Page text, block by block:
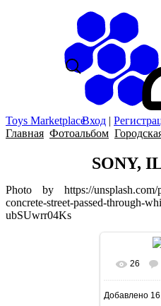
Toys MarketplaceВход |
Главная Фотоальбом
SONY,
Photo by https://unsplash.com/
concrete-street-passed-through-
ubSUwrr04Ks
В
640x435/
26
Добавлено